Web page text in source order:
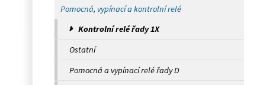
Pomocná, vypínací a kontrolní relé
Kontrolní relé řady 1X
Ostatní
Pomocná a vypínací relé řady D